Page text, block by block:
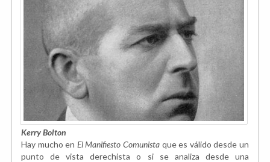
Kerry Bolton
Hay mucho en El Manifiesto Comunista que es válido desde un
punto de vista derechista o si se analiza desde una